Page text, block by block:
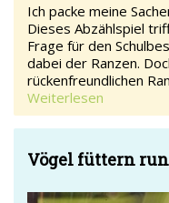
Ich packe meine
Dieses Abzählspiel
Frage für den
dabei der Ranzen.
rückenfreundlichen
Weiterlesen
Vögel füttern